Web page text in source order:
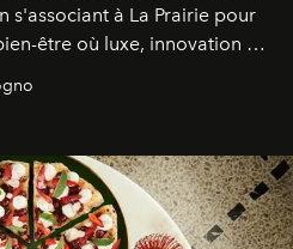
s'associant à La Prairie pour
être où luxe, innovation et